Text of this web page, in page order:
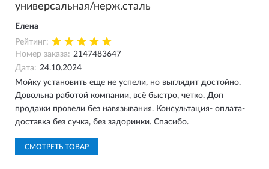
универсальная/нерж.сталь
Елена
Рейтинг:
Номер заказа: 2147483647
Дата: 24.10.2024
Мойку установить еще не успели, но выглядит достойно.
Довольна работой компании, всё быстро, четко. Доп
продажи провели без навязывания. Консультация- оплата-
доставка без сучка, без задоринки. Спасибо.
СМОТРЕТЬ ТОВАР